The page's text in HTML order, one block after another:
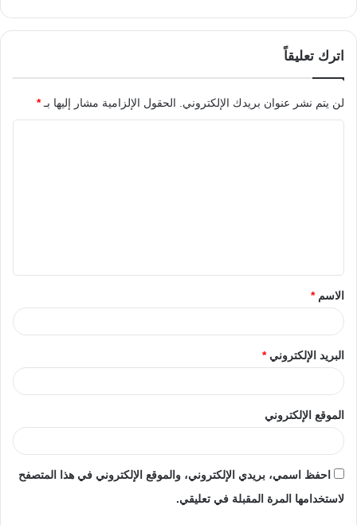
اترك تعليقاً
لن يتم نشر عنوان بريدك الإلكتروني. الحقول الإلزامية مشار إليها بـ*
الاسم*
البريد الإلكتروني*
الموقع الإلكتروني
احفظ اسمي، بريدي الإلكتروني، والموقع الإلكتروني في هذا المتصفح
لاستخدامها المرة المقبلة في تعليقي.